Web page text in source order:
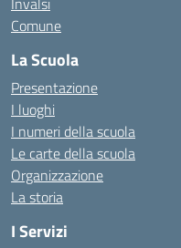
Comune
La Scuola
Presentazione
I luoghi
I numeri della scuola
Le carte della scuola
Organizzazione
La storia
I Servizi